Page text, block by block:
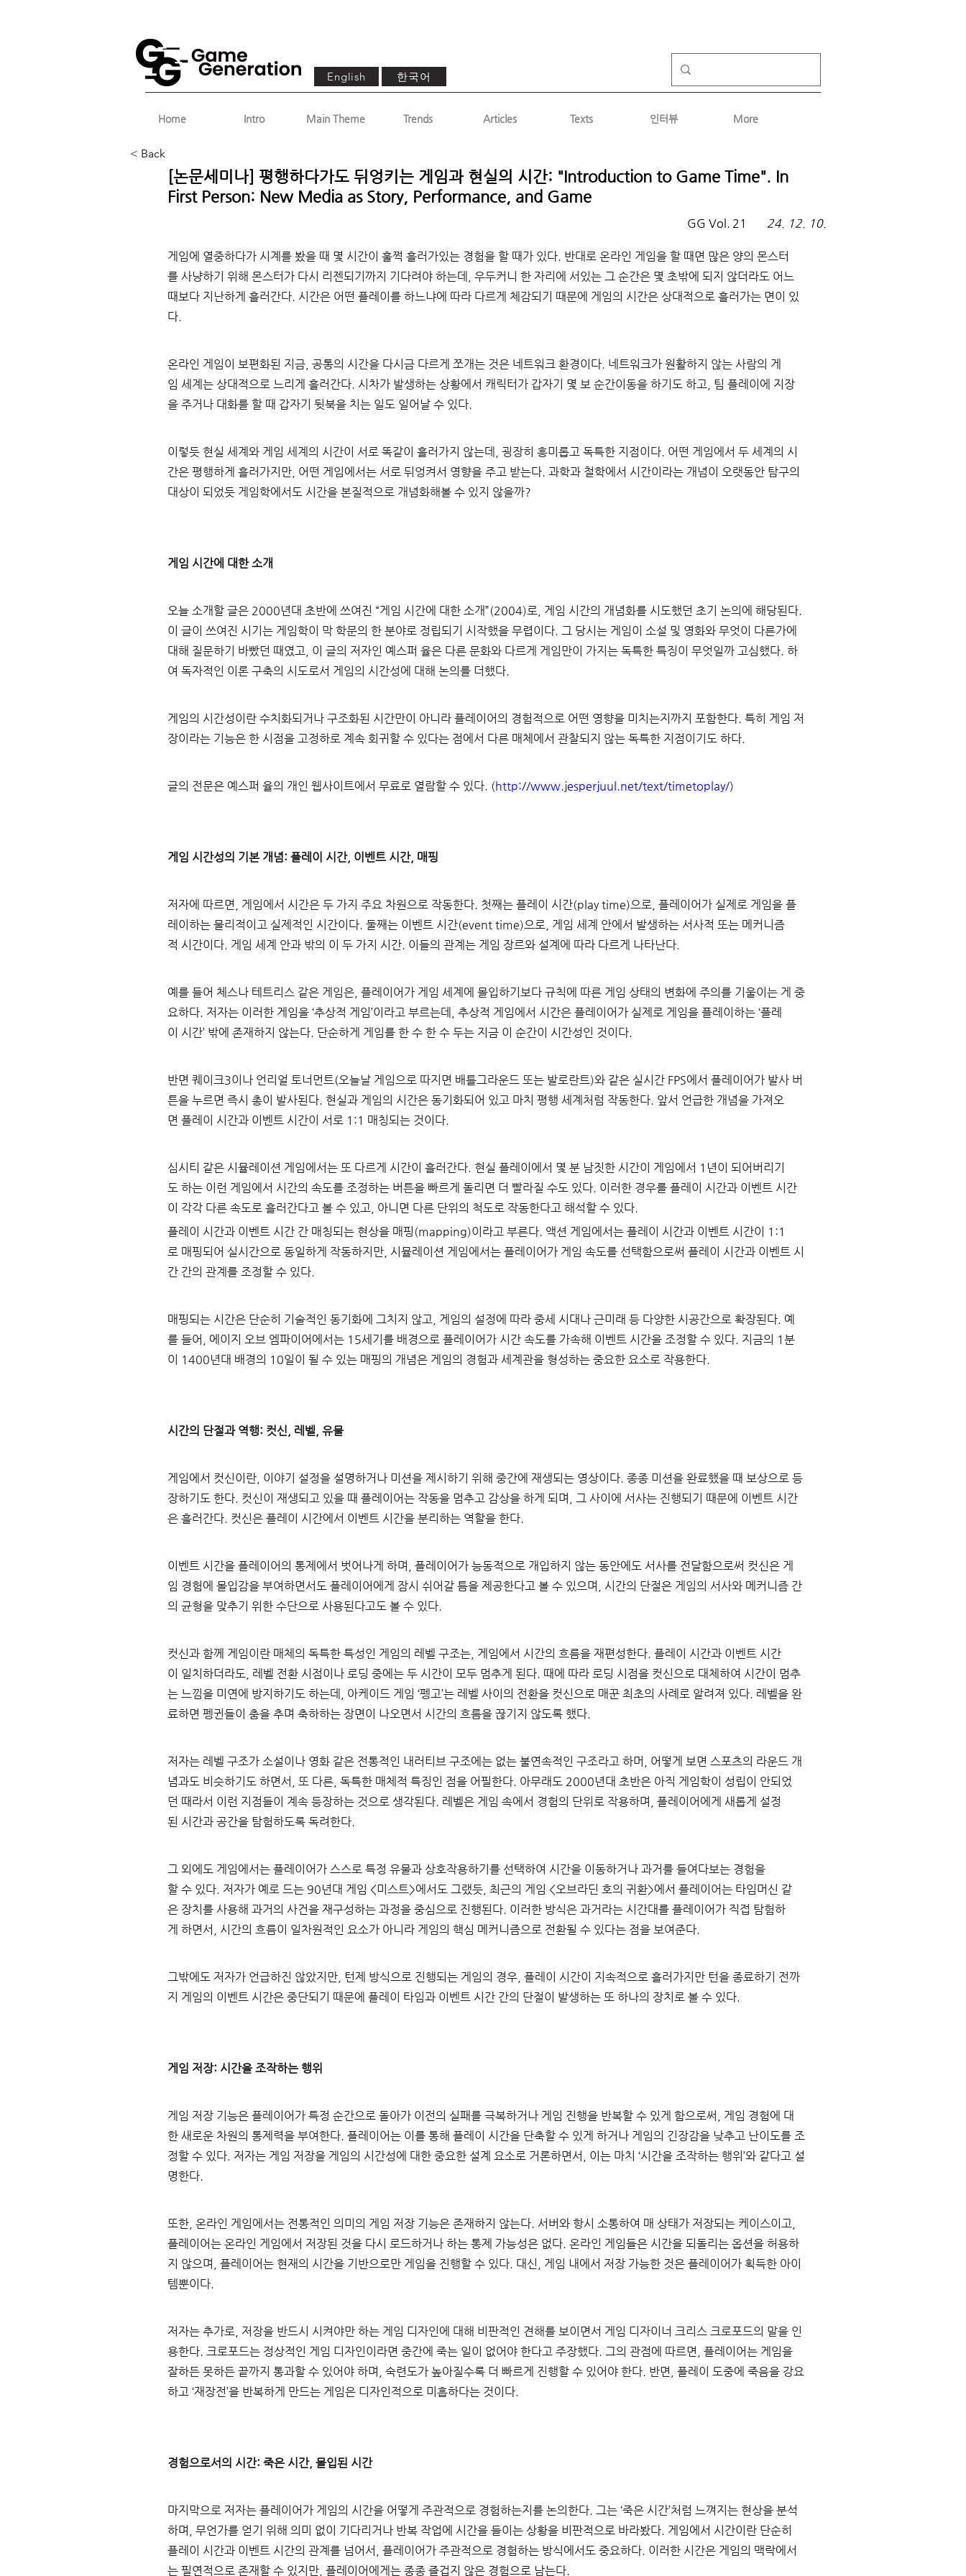
English 한국어
Home Intro Main Theme Trends Articles Texts 인터뷰 More
< Back
[논문세미나] 평행하다가도 뒤엉키는 게임과 현실의 시간: "Introduction to Game Time". In
First Person: New Media as Story, Performance, and Game
21
GG Vol. 24. 12. 10.
게임에 열중하다가 시계를 봤을 때 몇 시간이 훌쩍 흘러가있는 경험을 할 때가 있다. 반대로 온라인 게임을 할 때면 많은 양의 몬스터
를 사냥하기 위해 몬스터가 다시 리젠되기까지 기다려야 하는데, 우두커니 한 자리에 서있는 그 순간은 몇 초밖에 되지 않더라도 어느
때보다 지난하게 흘러간다. 시간은 어떤 플레이를 하느냐에 따라 다르게 체감되기 때문에 게임의 시간은 상대적으로 흘러가는 면이 있
다.
온라인 게임이 보편화된 지금, 공통의 시간을 다시금 다르게 쪼개는 것은 네트워크 환경이다. 네트워크가 원활하지 않는 사람의 게
임 세계는 상대적으로 느리게 흘러간다. 시차가 발생하는 상황에서 캐릭터가 갑자기 몇 보 순간이동을 하기도 하고, 팀 플레이에 지장
을 주거나 대화를 할 때 갑자기 뒷북을 치는 일도 일어날 수 있다.
이렇듯 현실 세계와 게임 세계의 시간이 서로 똑같이 흘러가지 않는데, 굉장히 흥미롭고 독특한 지점이다. 어떤 게임에서 두 세계의 시
간은 평행하게 흘러가지만, 어떤 게임에서는 서로 뒤엉켜서 영향을 주고 받는다. 과학과 철학에서 시간이라는 개념이 오랫동안 탐구의
대상이 되었듯 게임학에서도 시간을 본질적으로 개념화해볼 수 있지 않을까?
게임 시간에 대한 소개
오늘 소개할 글은 2000년대 초반에 쓰여진 “게임 시간에 대한 소개”(2004)로, 게임 시간의 개념화를 시도했던 초기 논의에 해당된다.
이 글이 쓰여진 시기는 게임학이 막 학문의 한 분야로 정립되기 시작했을 무렵이다. 그 당시는 게임이 소설 및 영화와 무엇이 다른가에
대해 질문하기 바빴던 때였고, 이 글의 저자인 예스퍼 율은 다른 문화와 다르게 게임만이 가지는 독특한 특징이 무엇일까 고심했다. 하
여 독자적인 이론 구축의 시도로서 게임의 시간성에 대해 논의를 더했다.
게임의 시간성이란 수치화되거나 구조화된 시간만이 아니라 플레이어의 경험적으로 어떤 영향을 미치는지까지 포함한다. 특히 게임 저
장이라는 기능은 한 시점을 고정하로 계속 회귀할 수 있다는 점에서 다른 매체에서 관찰되지 않는 독특한 지점이기도 하다.
글의 전문은 예스퍼 율의 개인 웹사이트에서 무료로 열람할 수 있다. (http://www.jesperjuul.net/text/timetoplay/)
게임 시간성의 기본 개념: 플레이 시간, 이벤트 시간, 매핑
저자에 따르면, 게임에서 시간은 두 가지 주요 차원으로 작동한다. 첫째는 플레이 시간(play time)으로, 플레이어가 실제로 게임을 플
레이하는 물리적이고 실제적인 시간이다. 둘째는 이벤트 시간(event time)으로, 게임 세계 안에서 발생하는 서사적 또는 메커니즘
적 시간이다. 게임 세계 안과 밖의 이 두 가지 시간. 이들의 관계는 게임 장르와 설계에 따라 다르게 나타난다.
예를 들어 체스나 테트리스 같은 게임은, 플레이어가 게임 세계에 몰입하기보다 규칙에 따른 게임 상태의 변화에 주의를 기울이는 게 중
요하다. 저자는 이러한 게임을 ‘추상적 게임’이라고 부르는데, 추상적 게임에서 시간은 플레이어가 실제로 게임을 플레이하는 ‘플레
이 시간’ 밖에 존재하지 않는다. 단순하게 게임를 한 수 한 수 두는 지금 이 순간이 시간성인 것이다.
반면 퀘이크3이나 언리얼 토너먼트(오늘날 게임으로 따지면 배틀그라운드 또는 발로란트)와 같은 실시간 FPS에서 플레이어가 발사 버
튼을 누르면 즉시 총이 발사된다. 현실과 게임의 시간은 동기화되어 있고 마치 평행 세계처럼 작동한다. 앞서 언급한 개념을 가져오
면 플레이 시간과 이벤트 시간이 서로 1:1 매칭되는 것이다.
심시티 같은 시뮬레이션 게임에서는 또 다르게 시간이 흘러간다. 현실 플레이에서 몇 분 남짓한 시간이 게임에서 1년이 되어버리기
도 하는 이런 게임에서 시간의 속도를 조정하는 버튼을 빠르게 돌리면 더 빨라질 수도 있다. 이러한 경우를 플레이 시간과 이벤트 시간
이 각각 다른 속도로 흘러간다고 볼 수 있고, 아니면 다른 단위의 척도로 작동한다고 해석할 수 있다.
플레이 시간과 이벤트 시간 간 매칭되는 현상을 매핑(mapping)이라고 부른다. 액션 게임에서는 플레이 시간과 이벤트 시간이 1:1
로 매핑되어 실시간으로 동일하게 작동하지만, 시뮬레이션 게임에서는 플레이어가 게임 속도를 선택함으로써 플레이 시간과 이벤트 시
간 간의 관계를 조정할 수 있다.
매핑되는 시간은 단순히 기술적인 동기화에 그치지 않고, 게임의 설정에 따라 중세 시대나 근미래 등 다양한 시공간으로 확장된다. 예
를 들어, 에이지 오브 엠파이어에서는 15세기를 배경으로 플레이어가 시간 속도를 가속해 이벤트 시간을 조정할 수 있다. 지금의 1분
이 1400년대 배경의 10일이 될 수 있는 매핑의 개념은 게임의 경험과 세계관을 형성하는 중요한 요소로 작용한다.
시간의 단절과 역행: 컷신, 레벨, 유물
게임에서 컷신이란, 이야기 설정을 설명하거나 미션을 제시하기 위해 중간에 재생되는 영상이다. 종종 미션을 완료했을 때 보상으로 등
장하기도 한다. 컷신이 재생되고 있을 때 플레이어는 작동을 멈추고 감상을 하게 되며, 그 사이에 서사는 진행되기 때문에 이벤트 시간
은 흘러간다. 컷신은 플레이 시간에서 이벤트 시간을 분리하는 역할을 한다.
이벤트 시간을 플레이어의 통제에서 벗어나게 하며, 플레이어가 능동적으로 개입하지 않는 동안에도 서사를 전달함으로써 컷신은 게
임 경험에 몰입감을 부여하면서도 플레이어에게 잠시 쉬어갈 틈을 제공한다고 볼 수 있으며, 시간의 단절은 게임의 서사와 메커니즘 간
의 균형을 맞추기 위한 수단으로 사용된다고도 볼 수 있다.
컷신과 함께 게임이란 매체의 독특한 특성인 게임의 레벨 구조는, 게임에서 시간의 흐름을 재편성한다. 플레이 시간과 이벤트 시간
이 일치하더라도, 레벨 전환 시점이나 로딩 중에는 두 시간이 모두 멈추게 된다. 때에 따라 로딩 시점을 컷신으로 대체하여 시간이 멈추
는 느낌을 미연에 방지하기도 하는데, 아케이드 게임 ‘펭고’는 레벨 사이의 전환을 컷신으로 매꾼 최초의 사례로 알려져 있다. 레벨을 완
료하면 펭귄들이 춤을 추며 축하하는 장면이 나오면서 시간의 흐름을 끊기지 않도록 했다.
저자는 레벨 구조가 소설이나 영화 같은 전통적인 내러티브 구조에는 없는 불연속적인 구조라고 하머, 어떻게 보면 스포츠의 라운드 개
념과도 비슷하기도 하면서, 또 다른, 독특한 매체적 특징인 점을 어필한다. 아무래도 2000년대 초반은 아직 게임학이 성립이 안되었
던 때라서 이런 지점들이 계속 등장하는 것으로 생각된다. 레벨은 게임 속에서 경험의 단위로 작용하며, 플레이어에게 새롭게 설정
된 시간과 공간을 탐험하도록 독려한다.
그 외에도 게임에서는 플레이어가 스스로 특정 유물과 상호작용하기를 선택하여 시간을 이동하거나 과거를 들여다보는 경험을
할 수 있다. 저자가 예로 드는 90년대 게임 <미스트>에서도 그랬듯, 최근의 게임 <오브라딘 호의 귀환>에서 플레이어는 타임머신 같
은 장치를 사용해 과거의 사건을 재구성하는 과정을 중심으로 진행된다. 이러한 방식은 과거라는 시간대를 플레이어가 직접 탐험하
게 하면서, 시간의 흐름이 일차원적인 요소가 아니라 게임의 핵심 메커니즘으로 전환될 수 있다는 점을 보여준다.
그밖에도 저자가 언급하진 않았지만, 턴제 방식으로 진행되는 게임의 경우, 플레이 시간이 지속적으로 흘러가지만 턴을 종료하기 전까
지 게임의 이벤트 시간은 중단되기 때문에 플레이 타임과 이벤트 시간 간의 단절이 발생하는 또 하나의 장치로 볼 수 있다.
게임 저장: 시간을 조작하는 행위
게임 저장 기능은 플레이어가 특정 순간으로 돌아가 이전의 실패를 극복하거나 게임 진행을 반복할 수 있게 함으로써, 게임 경험에 대
한 새로운 차원의 통제력을 부여한다. 플레이어는 이를 통해 플레이 시간을 단축할 수 있게 하거나 게임의 긴장감을 낮추고 난이도를 조
정할 수 있다. 저자는 게임 저장을 게임의 시간성에 대한 중요한 설계 요소로 거론하면서, 이는 마치 ‘시간을 조작하는 행위’와 같다고 설
명한다.
또한, 온라인 게임에서는 전통적인 의미의 게임 저장 기능은 존재하지 않는다. 서버와 항시 소통하여 매 상태가 저장되는 케이스이고,
플레이어는 온라인 게임에서 저장된 것을 다시 로드하거나 하는 통제 가능성은 없다. 온라인 게임들은 시간을 되돌리는 옵션을 허용하
지 않으며, 플레이어는 현재의 시간을 기반으로만 게임을 진행할 수 있다. 대신, 게임 내에서 저장 가능한 것은 플레이어가 획득한 아이
템뿐이다.
저자는 추가로, 저장을 반드시 시켜야만 하는 게임 디자인에 대해 비판적인 견해를 보이면서 게임 디자이너 크리스 크로포드의 말을 인
용한다. 크로포드는 정상적인 게임 디자인이라면 중간에 죽는 일이 없어야 한다고 주장했다. 그의 관점에 따르면, 플레이어는 게임을
잘하든 못하든 끝까지 통과할 수 있어야 하며, 숙련도가 높아질수록 더 빠르게 진행할 수 있어야 한다. 반면, 플레이 도중에 죽음을 강요
하고 ‘재장전’을 반복하게 만드는 게임은 디자인적으로 미흡하다는 것이다.
경험으로서의 시간: 죽은 시간, 몰입된 시간
마지막으로 저자는 플레이어가 게임의 시간을 어떻게 주관적으로 경험하는지를 논의한다. 그는 ‘죽은 시간’처럼 느껴지는 현상을 분석
하며, 무언가를 얻기 위해 의미 없이 기다리거나 반복 작업에 시간을 들이는 상황을 비판적으로 바라봤다. 게임에서 시간이란 단순히
플레이 시간과 이벤트 시간의 관계를 넘어서, 플레이어가 주관적으로 경험하는 방식에서도 중요하다. 이러한 시간은 게임의 맥락에서
는 필연적으로 존재할 수 있지만, 플레이어에게는 종종 즐겁지 않은 경험으로 남는다.